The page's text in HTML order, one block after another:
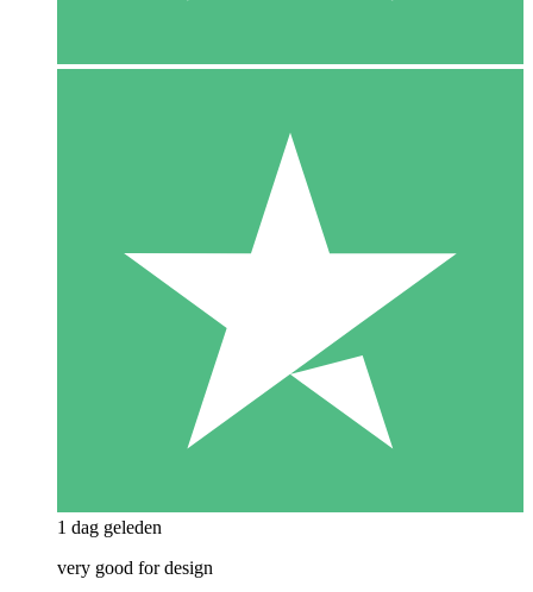
1 dag geleden
very good for design